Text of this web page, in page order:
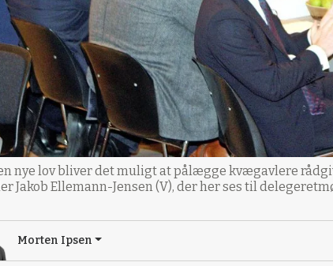
nye lov bliver det muligt at pålægge kvægavlere
Jakob Ellemann-Jensen (V), der her ses til
Morten Ipsen